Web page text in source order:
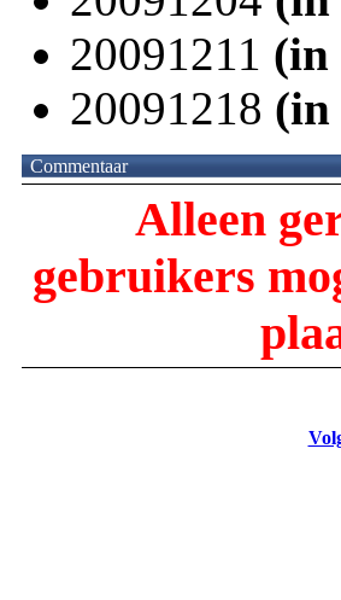
20091211 (in
20091218 (in
Commentaar
Alleen
gebruikers